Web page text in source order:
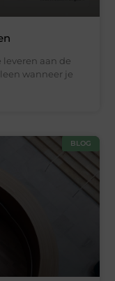
aan de
wanneer je
BLOG